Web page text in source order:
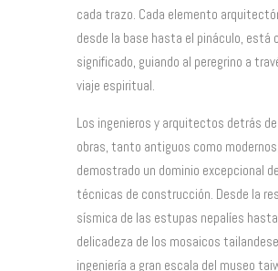
cada trazo. Cada elemento
desde la base hasta el pináculo, está
significado, guiando al peregrino a
viaje espiritual.
Los ingenieros y arquitectos detrás
obras, tanto antiguos como
demostrado un dominio excepcional
técnicas de construcción. Desde la
sísmica de las estupas nepalíes
delicadeza de los mosaicos
ingeniería a gran escala del museo